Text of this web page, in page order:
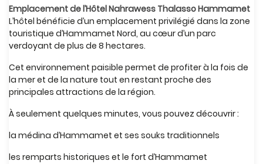
Emplacement de l’Hôtel Nahrawess Thalasso Hammamet
L’hôtel bénéficie d’un emplacement privilégié dans la zone
touristique d’Hammamet Nord, au cœur d’un parc
verdoyant de plus de 8 hectares.
Cet environnement paisible permet de profiter à la fois de
la mer et de la nature tout en restant proche des
principales attractions de la région.
À seulement quelques minutes, vous pouvez découvrir :
la médina d’Hammamet et ses souks traditionnels
les remparts historiques et le fort d’Hammamet